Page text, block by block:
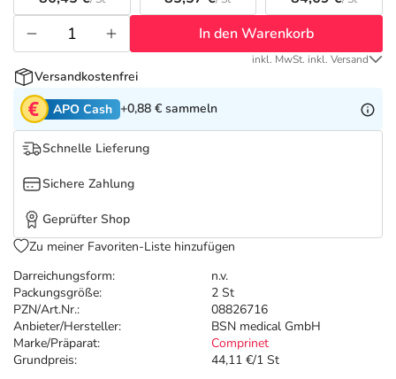
Tierapotheke
Vitamine & Mineralstoffe
Marken
Salus Deals
Darreichungsform:
n.v.
Packungsgröße:
2 St
PZN/Art.Nr.:
08826716
Anbieter/Hersteller:
BSN medical GmbH
Marke/Präparat:
Comprinet
Grundpreis:
44,11 €/1 St
In den Warenkorb
inkl. MwSt. inkl. Versand
Versandkostenfrei
APO Cash +0,88 € sammeln
Schnelle Lieferung
Sichere Zahlung
Geprüfter Shop
Zu meiner Favoriten-Liste hinzufügen